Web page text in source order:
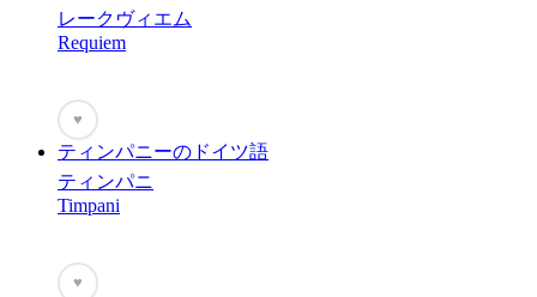
レークヴィエム
Requiem
♥
ティンパニーのドイツ語
ティンパニ
Timpani
♥